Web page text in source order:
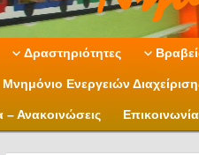
Δραστηριότητες
Μνημόνιο Ενεργειών
– Ανακοινώσεις Επικοινωνία